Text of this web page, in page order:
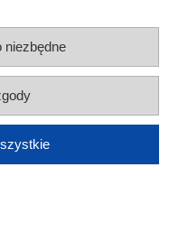
do koszyka
niezbędne